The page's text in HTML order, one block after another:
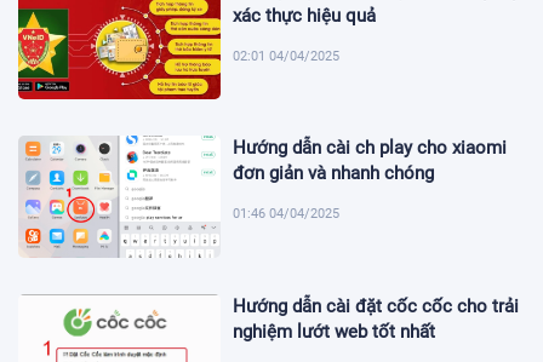
xác thực hiệu quả
02:01 04/04/2025
Hướng dẫn cài ch play cho xiaomi
đơn giản và nhanh chóng
01:46 04/04/2025
Hướng dẫn cài đặt cốc cốc cho trải
nghiệm lướt web tốt nhất